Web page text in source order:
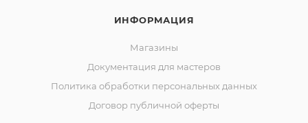
ИНФОРМАЦИЯ
Магазины
Документация для мастеров
Политика обработки персональных данных
Договор публичной оферты